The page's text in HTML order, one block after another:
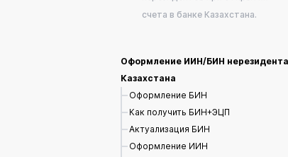
счета в банке Казахстана.
Оформление ИИН/БИН
Казахстана
Оформление БИН
Как получить БИН+ЭЦП
Актуализация БИН
Оформление ИИН